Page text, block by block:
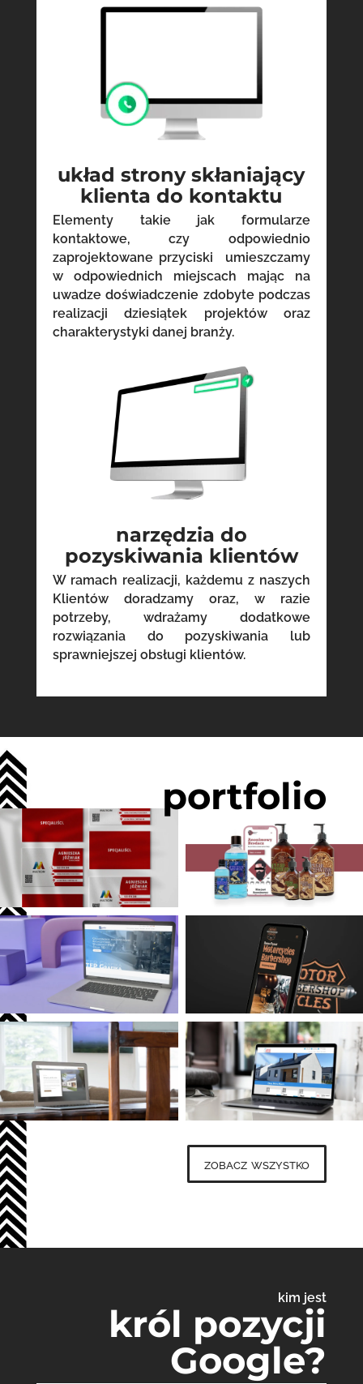
układ strony skłaniający
klienta do kontaktu
Elementy takie jak formularze
kontaktowe, czy odpowiednio
zaprojektowane przyciski umieszczamy
w odpowiednich miejscach mając na
uwadze doświadczenie zdobyte podczas
realizacji dziesiątek projektów oraz
charakterystyki danej branży.
narzędzia do
pozyskiwania klientów
W ramach realizacji, każdemu z naszych
Klientów doradzamy oraz, w razie
potrzeby, wdrażamy dodatkowe
rozwiązania do pozyskiwania lub
sprawniejszej obsługi klientów.
portfolio
zobacz wszystko
kim jest
król pozycji
Google?